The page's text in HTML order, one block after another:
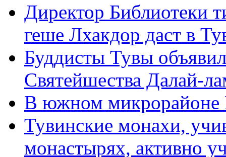
Директор Библиотеки
геше Лхакдор даст в
Буддисты Тувы
Святейшества Далай-
В южном микрорайоне
Тувинские монахи,
монастырях, активно